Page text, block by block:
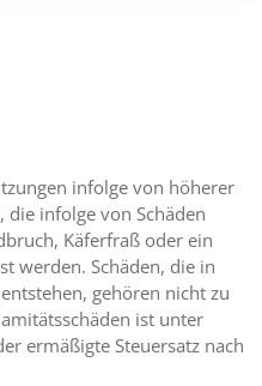
infolge von höherer
die infolge von Schäden
Käferfraß oder ein
werden. Schäden, die in
gehören nicht zu
ist unter
ermäßigte Steuersatz nach